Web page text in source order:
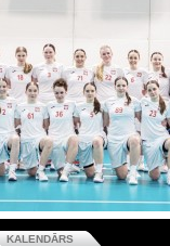
KALENDĀRS